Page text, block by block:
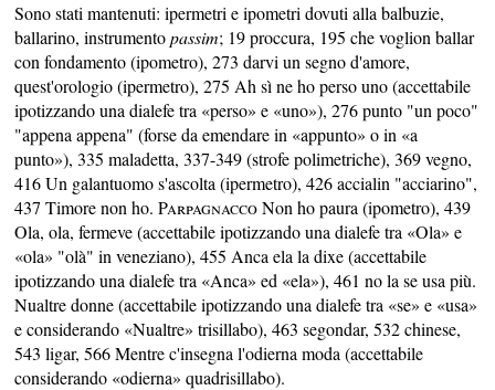
Sono stati mantenuti: ipermetri e ipometri dovuti alla balbuzie,
ballarino, instrumentopassim; 19 proccura, 195 che voglion ballar
con fondamento (ipometro), 273 darvi un segno d'amore,
quest'orologio (ipermetro), 275 Ah sì ne ho perso uno (accettabile
ipotizzando una dialefe tra «perso» e «uno»), 276 punto "un poco"
"appena appena" (forse da emendare in «appunto» o in «a
punto»), 335 maladetta, 337-349 (strofe polimetriche), 369 vegno,
416 Un galantuomo s'ascolta (ipermetro), 426 accialin "acciarino",
437 Timore non ho.ParpagnaccoNon ho paura (ipometro), 439
Ola, ola, fermeve (accettabile ipotizzando una dialefe tra «Ola» e
«ola» "olà" in veneziano), 455 Anca ela la dixe (accettabile
ipotizzando una dialefe tra «Anca» ed «ela»), 461 no la se usa più.
Nualtre donne (accettabile ipotizzando una dialefe tra «se» e «usa»
e considerando «Nualtre» trisillabo), 463 segondar, 532 chinese,
543 ligar, 566 Mentre c'insegna l'odierna moda (accettabile
considerando «odierna» quadrisillabo).